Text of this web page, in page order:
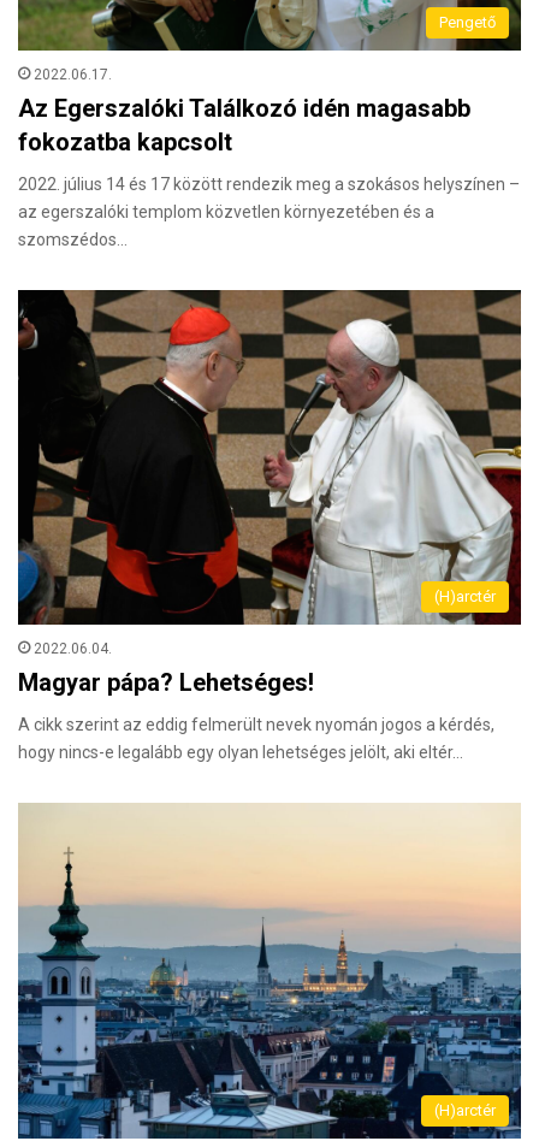
Pengető
2022.06.17.
Az Egerszalóki Találkozó idén magasabb
fokozatba kapcsolt
2022. július 14 és 17 között rendezik meg a szokásos helyszínen –
az egerszalóki templom közvetlen környezetében és a
szomszédos…
(H)arctér
2022.06.04.
Magyar pápa? Lehetséges!
A cikk szerint az eddig felmerült nevek nyomán jogos a kérdés,
hogy nincs-e legalább egy olyan lehetséges jelölt, aki eltér…
(H)arctér